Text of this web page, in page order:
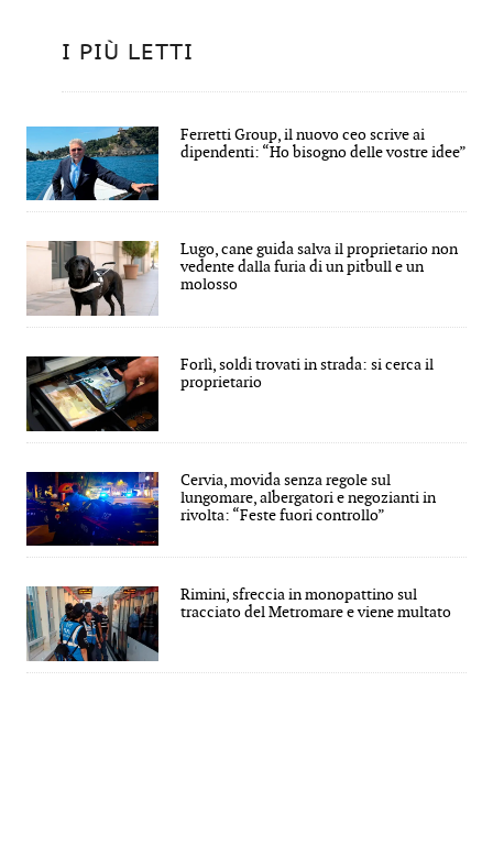
I PIÙ LETTI
Ferretti Group, il nuovo ceo scrive ai
dipendenti: “Ho bisogno delle vostre idee”
Lugo, cane guida salva il proprietario non
vedente dalla furia di un pitbull e un
molosso
Forlì, soldi trovati in strada: si cerca il
proprietario
Cervia, movida senza regole sul
lungomare, albergatori e negozianti in
rivolta: “Feste fuori controllo”
Rimini, sfreccia in monopattino sul
tracciato del Metromare e viene multato